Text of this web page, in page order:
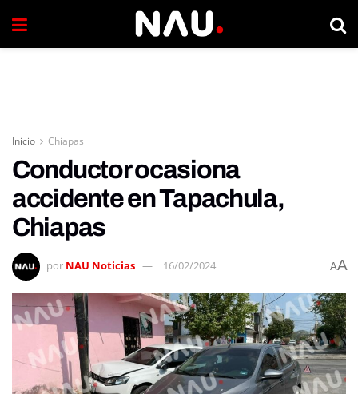
Inicio Chiapas
Conductor ocasiona
accidente en Tapachula,
Chiapas
por NAU Noticias 16/02/2024 AA